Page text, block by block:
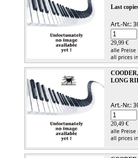
Last
Art.-Nr.:
29,99 €
alle
all prices
LONG
Art.-Nr.:
20,49 €
alle
all prices